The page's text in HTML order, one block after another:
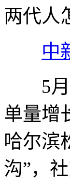
两代人
中
5月
单量增
哈尔滨
沟”，